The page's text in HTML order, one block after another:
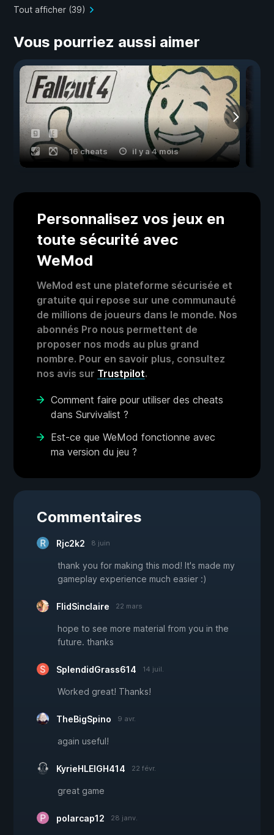
Tout afficher (39)
Vous pourriez aussi aimer
16 cheats il y a 4 mois
Personnalisez vos jeux en
toute sécurité avec
WeMod
WeMod est une plateforme sécurisée et
gratuite qui repose sur une communauté
de millions de joueurs dans le monde. Nos
abonnés Pro nous permettent de
proposer nos mods au plus grand
nombre. Pour en savoir plus, consultez
nos avis sur Trustpilot.
Comment faire pour utiliser des cheats
dans Survivalist ?
Est-ce que WeMod fonctionne avec
ma version du jeu ?
Commentaires
Rjc2k2 8 juin
thank you for making this mod! It's made my
gameplay experience much easier :)
FlidSinclaire 22 mars
hope to see more material from you in the
future. thanks
SplendidGrass614 14 juil.
Worked great! Thanks!
TheBigSpino 9 avr.
again useful!
KyrieHLEIGH414 22 févr.
great game
polarcap12 28 janv.